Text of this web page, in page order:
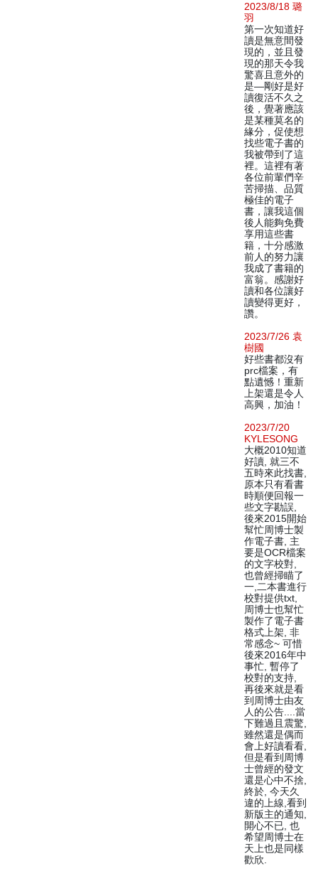
2023/8/18 璐
羽
第一次知道好
讀是無意間發
現的，並且發
現的那天令我
驚喜且意外的
是—剛好是好
讀復活不久之
後，覺著應該
是某種莫名的
緣分，促使想
找些電子書的
我被帶到了這
裡。這裡有著
各位前輩們辛
苦掃描、品質
極佳的電子
書，讓我這個
後人能夠免費
享用這些書
籍，十分感激
前人的努力讓
我成了書籍的
富翁。感謝好
讀和各位讓好
讀變得更好，
讚。
2023/7/26 袁
樹國
好些書都沒有
prc檔案，有
點遺憾！重新
上架還是令人
高興，加油！
2023/7/20
KYLESONG
大概2010知道
好讀, 就三不
五時來此找書,
原本只有看書
時順便回報一
些文字勘誤,
後來2015開始
幫忙周博士製
作電子書, 主
要是OCR檔案
的文字校對,
也曾經掃瞄了
一,二本書進行
校對提供txt,
周博士也幫忙
製作了電子書
格式上架, 非
常感念~ 可惜
後來2016年中
事忙, 暫停了
校對的支持,
再後來就是看
到周博士由友
人的公告....當
下難過且震驚,
雖然還是偶而
會上好讀看看,
但是看到周博
士曾經的發文
還是心中不捨,
終於, 今天久
違的上線,看到
新版主的通知,
開心不已, 也
希望周博士在
天上也是同樣
歡欣.